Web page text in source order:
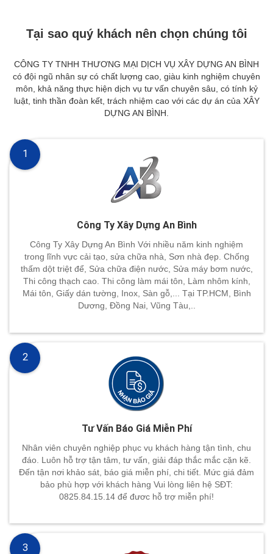
Tại sao quý khách nên chọn chúng tôi
CÔNG TY TNHH THƯƠNG MẠI DỊCH VỤ XÂY DỰNG AN BÌNH
có đội ngũ nhân sự có chất lượng cao, giàu kinh nghiệm chuyên
môn, khả năng thực hiện dịch vụ tư vấn chuyên sâu, có tính kỷ
luật, tinh thần đoàn kết, trách nhiệm cao với các dự án của XÂY
DỰNG AN BÌNH.
Công Ty Xây Dựng An Bình
Công Ty Xây Dựng An Bình Với nhiều năm kinh nghiệm
trong lĩnh vực cải tạo, sửa chữa nhà, Sơn nhà đẹp. Chống
thấm dột triệt để, Sửa chữa điện nước, Sửa máy bơm nước,
Thi công thạch cao. Thi công làm mái tôn, Làm nhôm kính,
Mái tôn, Giấy dán tường, Inox, Sàn gỗ,... Tại TP.HCM, Bình
Dương, Đồng Nai, Vũng Tàu,..
1
Tư Vấn Báo Giá Miễn Phí
Nhân viên chuyên nghiệp phục vụ khách hàng tận tình, chu
đáo. Luôn hỗ trợ tận tâm, tư vấn, giải đáp thắc mắc cặn kẽ.
Đến tận nơi khảo sát, báo giá miễn phí, chi tiết. Mức giá đảm
bảo phù hợp với khách hàng Vui lòng liên hệ SĐT:
0825.84.15.14 để đươc hỗ trợ miễn phí!
2
3